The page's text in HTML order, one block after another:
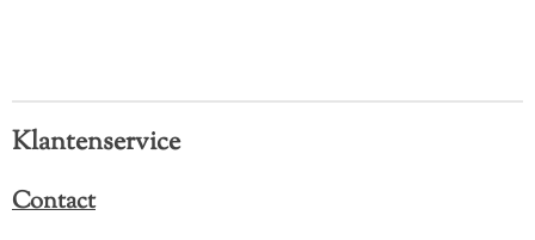
Klantenservice
Contact